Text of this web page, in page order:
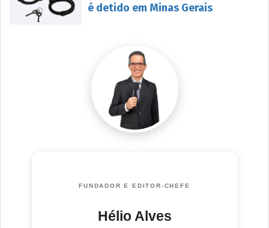
é detido em Minas Gerais
FUNDADOR E EDITOR-CHEFE
Hélio Alves